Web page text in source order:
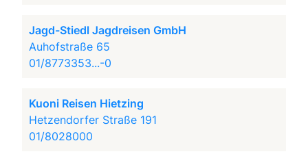
Jagd-Stiedl Jagdreisen GmbH
Auhofstraße 65
01/8773353...-0
Kuoni Reisen Hietzing
Hetzendorfer Straße 191
01/8028000